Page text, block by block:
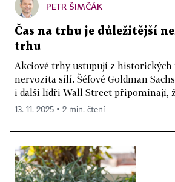
PETR ŠIMČÁK
Čas na trhu je důležitější
trhu
Akciové trhy ustupují z historických
nervozita sílí. Šéfové Goldman
i další lídři Wall Street připomínají,
13. 11. 2025 ▪ 2 min. čtení